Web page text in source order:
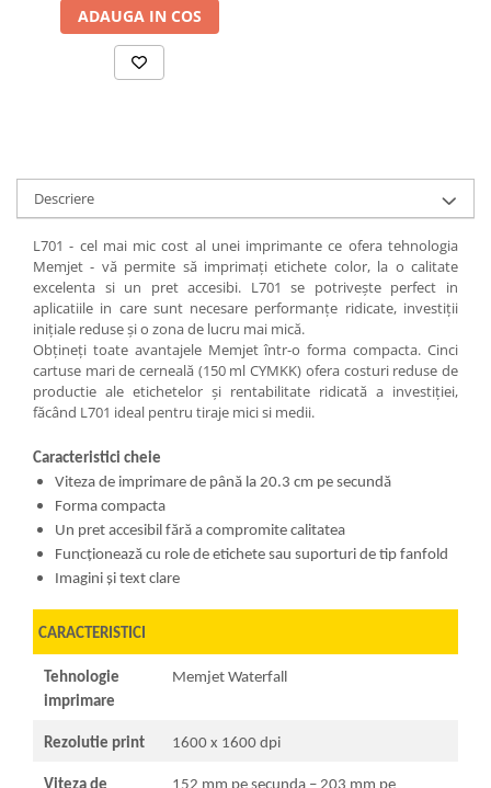
ADAUGA IN COS
Descriere
L701 - cel mai mic cost al unei imprimante ce ofera tehnologia
Memjet - vă permite să imprimați etichete color, la o calitate
excelenta si un pret accesibi. L701 se potrivește perfect in
aplicatiile in care sunt necesare performanțe ridicate, investiții
inițiale reduse și o zona de lucru mai mică.
Obțineți toate avantajele Memjet într-o forma compacta. Cinci
cartuse mari de cerneală (150 ml CYMKK) ofera costuri reduse de
productie ale etichetelor și rentabilitate ridicată a investiției,
făcând L701 ideal pentru tiraje mici si medii.
Caracteristici cheie
Viteza de imprimare de până la 20.3 cm pe secundă
Forma compacta
Un pret accesibil fără a compromite calitatea
Funcționează cu role de etichete sau suporturi de tip fanfold
Imagini și text clare
CARACTERISTICI
Tehnologie
imprimare
Memjet Waterfall
Rezolutie print 1600 x 1600 dpi